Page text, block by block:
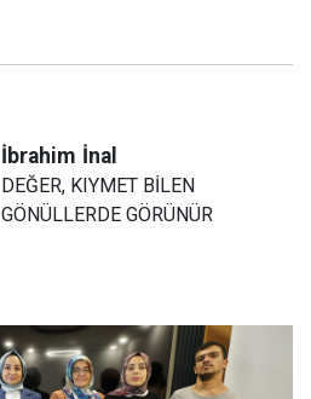
İbrahim İnal
DEĞER, KIYMET BİLEN
GÖNÜLLERDE GÖRÜNÜR